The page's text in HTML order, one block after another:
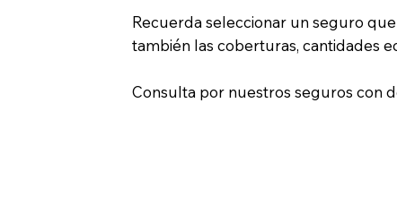
Recuerda seleccionar un seguro
también las coberturas, cantidades
Consulta por nuestros seguros con